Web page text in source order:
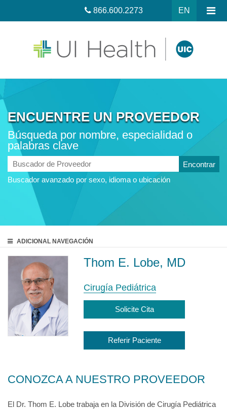
EN
866.600.2273
ENCUENTRE UN PROVEEDOR
Búsqueda por nombre, especialidad o
palabras clave
Buscador
de
Proveedor
Buscador avanzado por sexo, idioma o ubicación
ADICIONAL NAVEGACIÓN
Thom E. Lobe, MD
Cirugía Pediátrica
Solicite Cita
Referir Paciente
CONOZCA A NUESTRO PROVEEDOR
El Dr. Thom E. Lobe trabaja en la División de Cirugía Pediátrica